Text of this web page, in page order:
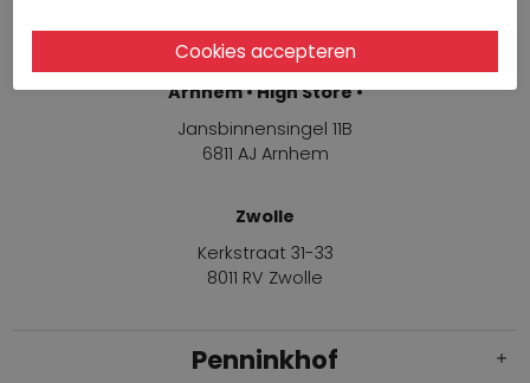
6811 AJ Arnhem
Arnhem • High Store •
Jansbinnensingel 11B
6811 AJ Arnhem
Zwolle
Kerkstraat 31-33
8011 RV Zwolle
Penninkhof